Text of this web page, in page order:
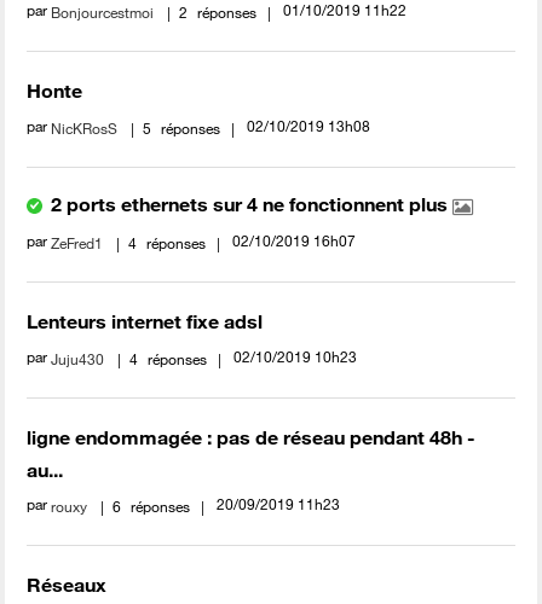
par Bonjourcestmoi 2 réponses ‎01/10/2019 11h22
Honte
par NicKRosS 5 réponses ‎02/10/2019 13h08
2 ports ethernets sur 4 ne fonctionnent plus
parZeFred1 4 réponses ‎02/10/2019 16h07
Lenteurs internet fixe adsl
parJuju430 4 réponses ‎02/10/2019 10h23
ligne endommagée : pas de réseau pendant 48h -
au...
parrouxy 6 réponses ‎20/09/2019 11h23
Réseaux